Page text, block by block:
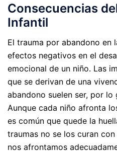
Consecuencias
Infantil
El trauma por abandono en
efectos negativos en el
emocional de un niño. Las
que se derivan de una
abandono suelen ser, por lo
Aunque cada niño afronta
es común que quede la
traumas no se los curan
nos afrontamos